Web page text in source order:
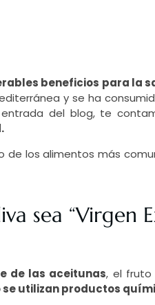
beneficios para la
y se ha
del blog, te
de los alimentos más
sea “Virgen
de las aceitunas, el fruto
se utilizan productos